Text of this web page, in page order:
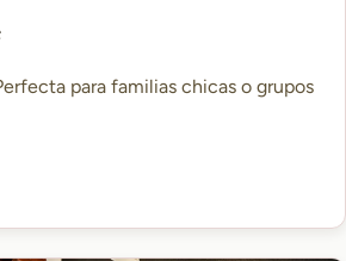
para familias chicas o grupos